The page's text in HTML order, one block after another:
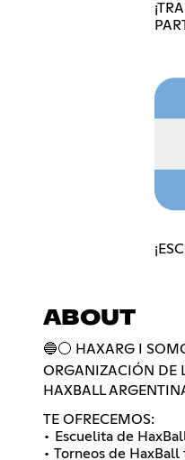
ABOUT
🔵⚪ HAXARG I
ORGANIZACIÓN DE
HAXBALL
TE OFRECEMOS:
• Escuelita de
• Torneos de HaxBall